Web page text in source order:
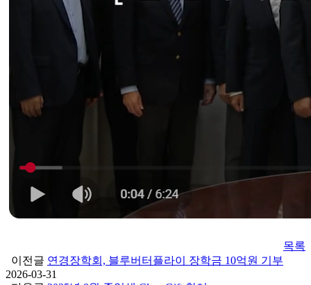
목록
이전글 연경장학회, 블루버터플라이 장학금 10억원 기부
2026-03-31